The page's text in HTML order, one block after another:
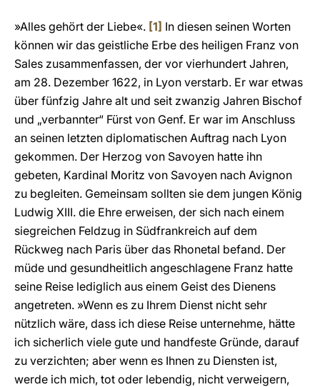
»Alles gehört der Liebe«. [1] In diesen seinen Worten
können wir das geistliche Erbe des heiligen Franz von
Sales zusammenfassen, der vor vierhundert Jahren,
am 28. Dezember 1622, in Lyon verstarb. Er war etwas
über fünfzig Jahre alt und seit zwanzig Jahren Bischof
und „verbannter“ Fürst von Genf. Er war im Anschluss
an seinen letzten diplomatischen Auftrag nach Lyon
gekommen. Der Herzog von Savoyen hatte ihn
gebeten, Kardinal Moritz von Savoyen nach Avignon
zu begleiten. Gemeinsam sollten sie dem jungen König
Ludwig XIII. die Ehre erweisen, der sich nach einem
siegreichen Feldzug in Südfrankreich auf dem
Rückweg nach Paris über das Rhonetal befand. Der
müde und gesundheitlich angeschlagene Franz hatte
seine Reise lediglich aus einem Geist des Dienens
angetreten. »Wenn es zu Ihrem Dienst nicht sehr
nützlich wäre, dass ich diese Reise unternehme, hätte
ich sicherlich viele gute und handfeste Gründe, darauf
zu verzichten; aber wenn es Ihnen zu Diensten ist,
werde ich mich, tot oder lebendig, nicht verweigern,